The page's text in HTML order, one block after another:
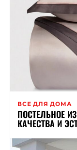
ВСЕ ДЛЯ ДОМА
ПОСТЕЛЬНОЕ
КАЧЕСТВА И